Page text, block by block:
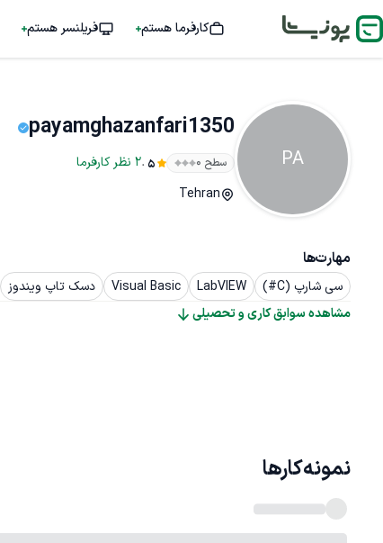
کارفرما هستم فریلنسر هستم
PA
payamghazanfari1350
سطح ۰ 5
.
2 نظر کارفرما
Tehran
مهارت‌ها
سی شارپ (C#) LabVIEW
Visual Basic دسک تاپ ویندوز
مشاهده سوابق کاری و تحصیلی
نمونه‌کارها